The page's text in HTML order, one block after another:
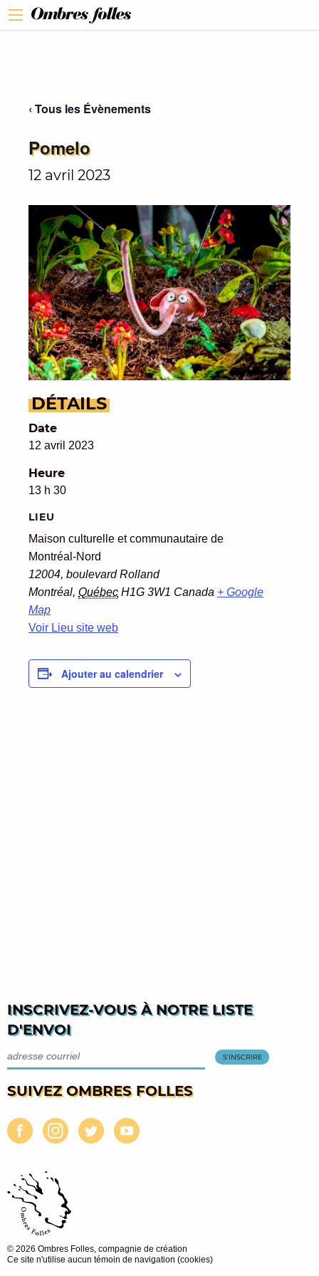
‹ Tous les Évènements
Pomelo
12 avril 2023
DÉTAILS
Date
12 avril 2023
Heure
13 h 30
LIEU
Maison culturelle et communautaire de
Montréal-Nord
12004, boulevard Rolland
Montréal, Québec H1G 3W1 Canada + Google
Map
Voir Lieu site web
Ajouter au calendrier
INSCRIVEZ-VOUS À NOTRE LISTE
D'ENVOI
SUIVEZ OMBRES FOLLES
© 2026 Ombres Folles, compagnie de création
Ce site n'utilise aucun témoin de navigation (cookies)